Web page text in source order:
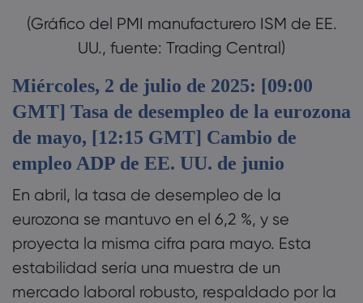
(Gráfico del PMI manufacturero ISM de EE.
UU., fuente: Trading Central)
Miércoles, 2 de julio de 2025: [09:00
GMT] Tasa de desempleo de la eurozona
de mayo, [12:15 GMT] Cambio de
empleo ADP de EE. UU. de junio
En abril, la tasa de desempleo de la
eurozona se mantuvo en el 6,2 %, y se
proyecta la misma cifra para mayo. Esta
estabilidad sería una muestra de un
mercado laboral robusto, respaldado por la